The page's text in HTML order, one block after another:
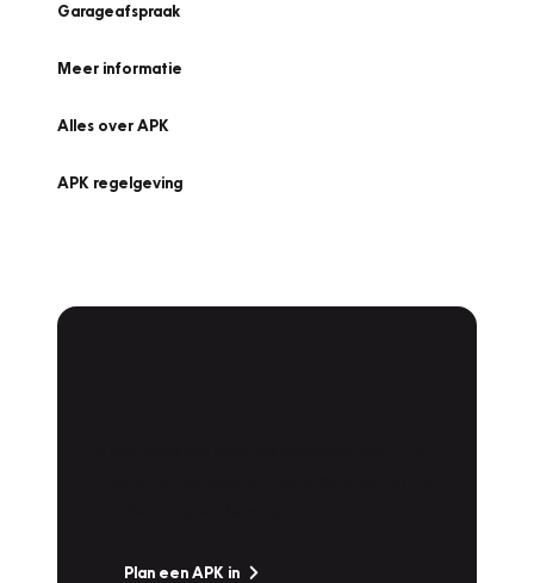
Garageafspraak
Meer informatie
Alles over APK
APK regelgeving
Plan een APK in